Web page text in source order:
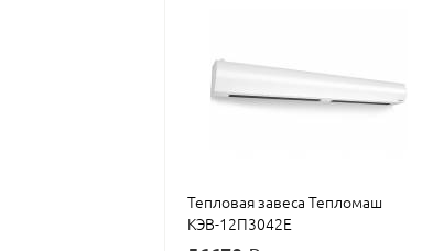
Тепловая завеса Тепломаш
КЭВ-12П3042E